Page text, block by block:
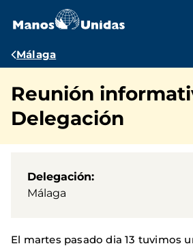
contenido
Ruta
navegación
Málaga
Reunión
Delegación
Delegación
Málaga
El martes pasado dia 13 tuvimos